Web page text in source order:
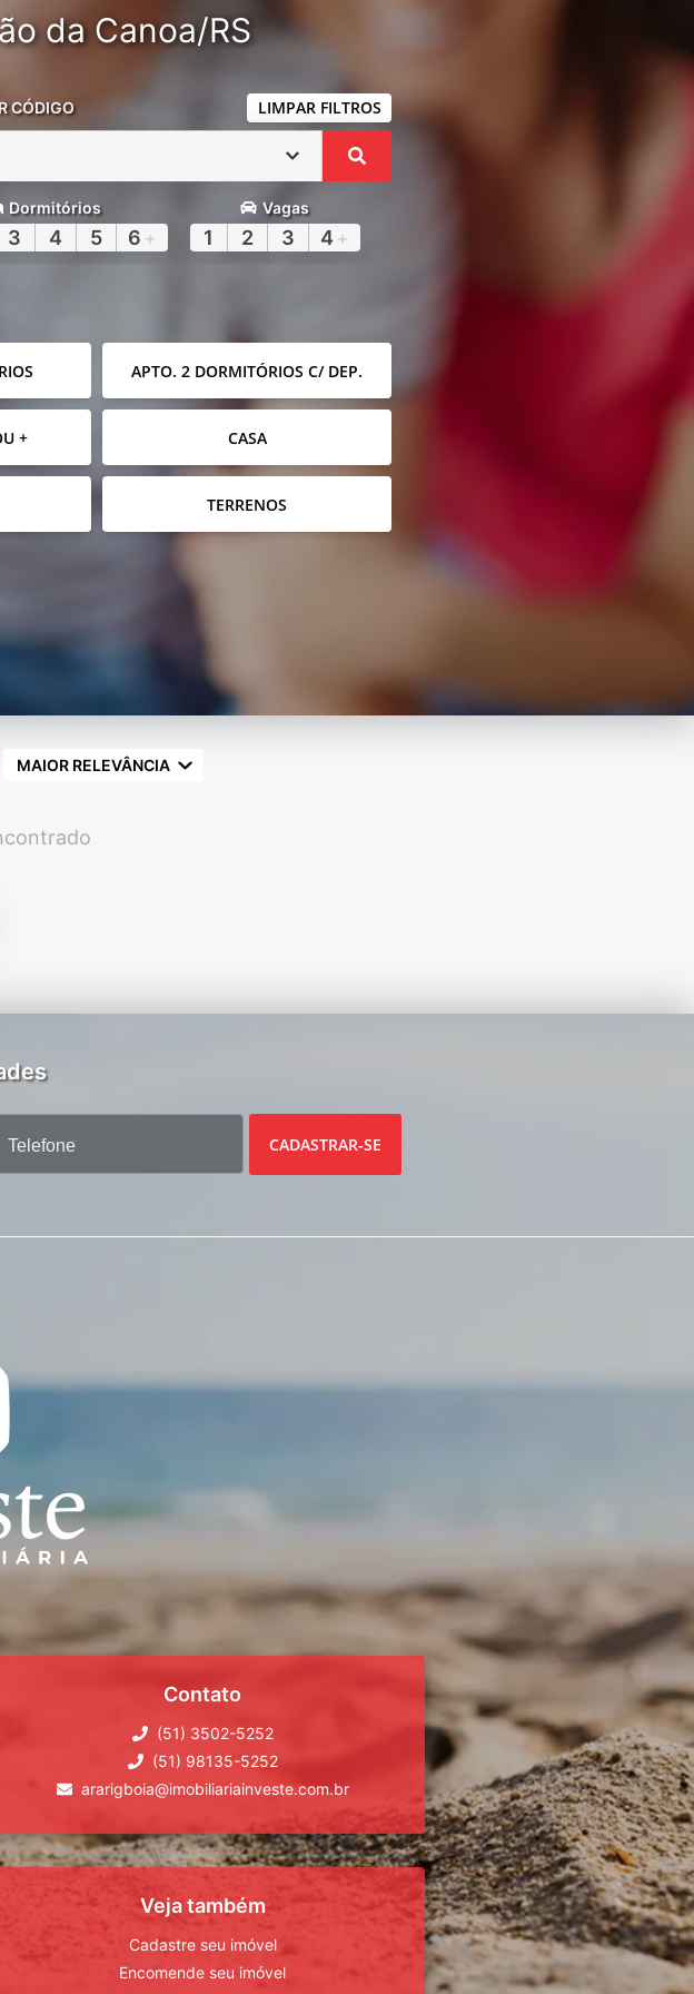
da Canoa/RS
CÓDIGO LIMPAR FILTROS
Dormitórios
3 4 5 6 +
Vagas
1 2 3 4 +
APTO. 2 DORMITÓRIOS C/ DEP.
+ CASA
TERRENOS
MAIOR RELEVÂNCIA
CADASTRAR-SE
Contato
(51) 3502-5252
(51) 98135-5252
ararigboia@imobiliariainveste.com.br
Veja também
Cadastre seu imóvel
Encomende seu imóvel